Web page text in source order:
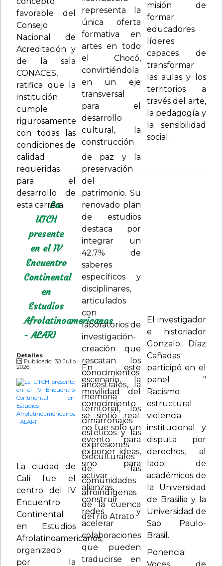
favorable del
Consejo
Nacional de
Acreditación y
de la sala
CONACES,
ratifica que la
institución
cumple
rigurosamente
con todas las
condiciones de
representa la
única oferta
formativa en
artes en todo
el Chocó,
convirtiéndola
en un eje
transversal
para el
desarrollo
cultural, la
construcción
misión de
formar
educadores
líderes
capaces de
transformar
las aulas y los
territorios a
través del arte,
la pedagogía y
la sensibilidad
social.
La
UTCH
presente
en el IV
Encuentro
Continental
en
Estudios
Afrolatinoamericanos
- ALARI
Detalles
Publicado: 30 Julio
2026
La ciudad de
Cali fue el
centro del IV
Encuentro
Continental
en Estudios
Afrolatinoamericanos,
organizado
por la
lenguajes
variados y
experiencias
que se
complementaron,
pero con un
hilo común,
fortalecer los
Estudios
Afrolatinoamericanos
desde
enfoques
críticos y
comprometidos.
En este
escenario, la
movilidad del
conocimiento
se sintió real:
no fue solo un
evento para
exponer ideas,
sino para
activar
alianzas,
construir
redes y
acelerar
colaboraciones
que pueden
traducirse en
El investigador
e historiador
Gonzalo Díaz
Cañadas
participó en el
panel "
Racismo
estructural
violencia
institucional y
disputa por
derechos, al
lado de
académicos de
la Universidad
de Brasilia y la
Universidad de
Sao Paulo-
Brasil.
Ponencia: